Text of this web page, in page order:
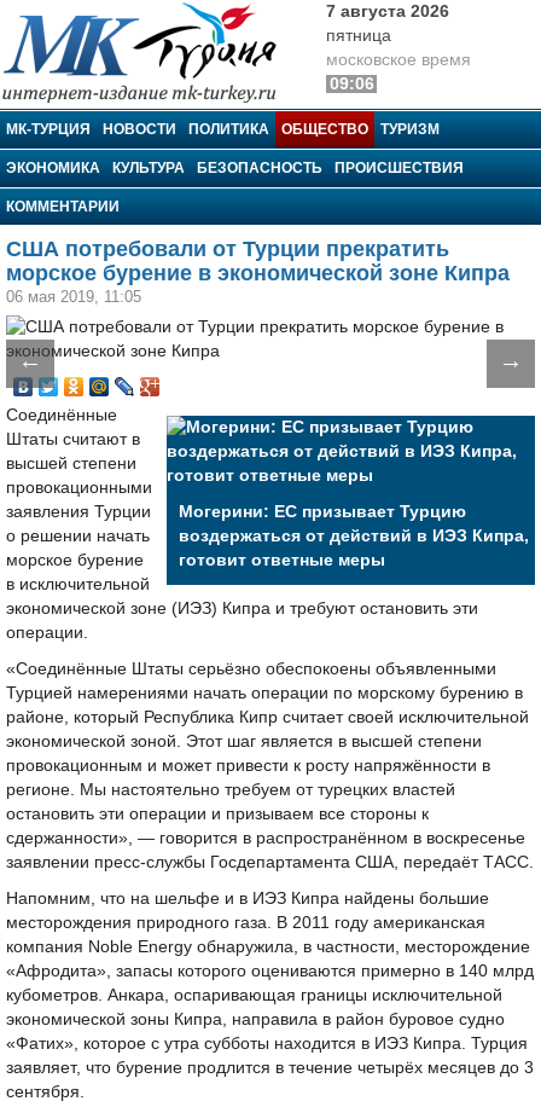
МК-Турция
7 августа 2026
пятница
московское время
09:06
МК-ТУРЦИЯ НОВОСТИ ПОЛИТИКА ОБЩЕСТВО ТУРИЗМ
ЭКОНОМИКА КУЛЬТУРА БЕЗОПАСНОСТЬ ПРОИСШЕСТВИЯ
КОММЕНТАРИИ
США потребовали от Турции прекратить
морское бурение в экономической зоне Кипра
06 мая 2019, 11:05
← →
Могерини: ЕС призывает Турцию
воздержаться от действий в ИЭЗ Кипра,
готовит ответные меры
Соединённые
Штаты считают в
высшей степени
провокационными
заявления Турции
о решении начать
морское бурение
в исключительной
экономической зоне (ИЭЗ) Кипра и требуют остановить эти
операции.
«Соединённые Штаты серьёзно обеспокоены объявленными
Турцией намерениями начать операции по морскому бурению в
районе, который Республика Кипр считает своей исключительной
экономической зоной. Этот шаг является в высшей степени
провокационным и может привести к росту напряжённости в
регионе. Мы настоятельно требуем от турецких властей
остановить эти операции и призываем все стороны к
сдержанности», — говорится в распространённом в воскресенье
заявлении пресс-службы Госдепартамента США, передаёт ТАСС.
Напомним, что на шельфе и в ИЭЗ Кипра найдены большие
месторождения природного газа. В 2011 году американская
компания Noble Energy обнаружила, в частности, месторождение
«Афродита», запасы которого оцениваются примерно в 140 млрд
кубометров. Анкара, оспаривающая границы исключительной
экономической зоны Кипра, направила в район буровое судно
«Фатих», которое с утра субботы находится в ИЭЗ Кипра. Турция
заявляет, что бурение продлится в течение четырёх месяцев до 3
сентября.